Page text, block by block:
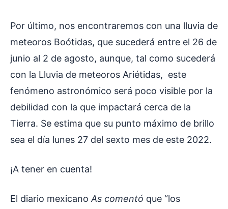
Por último, nos encontraremos con una lluvia de
meteoros Boótidas, que sucederá entre el 26 de
junio al 2 de agosto, aunque, tal como sucederá
con la Lluvia de meteoros Ariétidas, este
fenómeno astronómico será poco visible por la
debilidad con la que impactará cerca de la
Tierra. Se estima que su punto máximo de brillo
sea el día lunes 27 del sexto mes de este 2022.
¡A tener en cuenta!
El diario mexicanoAs comentó que “los